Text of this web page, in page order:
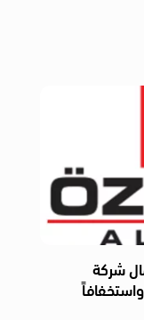
شركة
واستخفافاً